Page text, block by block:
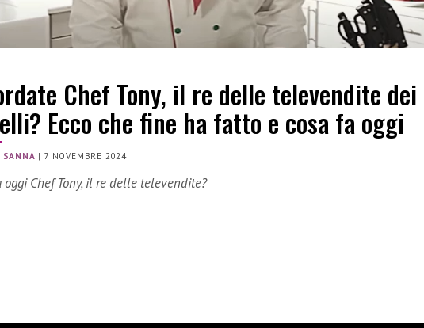
Chef Tony, il re delle televendite dei
Ecco che fine ha fatto e cosa fa oggi
SANNA |7 NOVEMBRE 2024
oggi Chef Tony, il re delle televendite?